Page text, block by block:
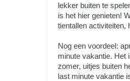
lekker buiten te
is het hier genieten!
tientallen activiteiten,
Nog een voordeel:
minute vakantie. Het
zomer, uitjes buiten
last minute vakantie